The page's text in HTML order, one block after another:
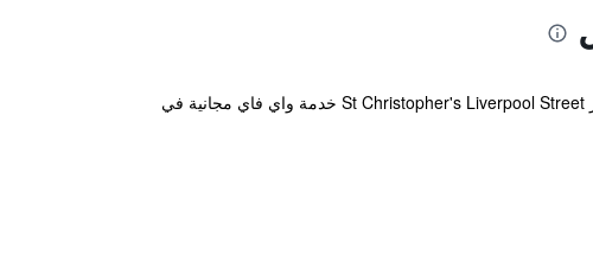
يقع St Christopher's Liverpool Street في لندن على بُعد 900 متر من بريك لين، ويشتمل على مطعم وبار. يوفر St Christopher's Liverpool Street خدمة واي فاي مجانية في